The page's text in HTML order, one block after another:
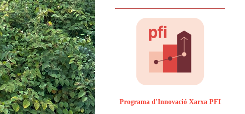
Programa d'Innovació Xarxa PFI